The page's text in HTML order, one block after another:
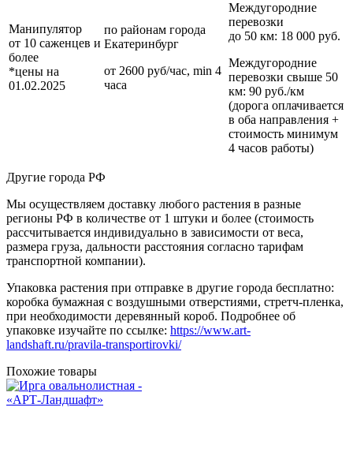
Манипулятор
от 10 саженцев и
более
*цены на
01.02.2025
по районам города
Екатеринбург
от 2600 руб/час, min 4
часа
Междугородние
перевозки
до 50 км: 18 000 руб.
Междугородние
перевозки свыше 50
км: 90 руб./км
(дорога оплачивается
в оба направления +
стоимость минимум
4 часов работы)
Другие города РФ
Мы осуществляем доставку любого растения в разные
регионы РФ в количестве от 1 штуки и более (стоимость
рассчитывается индивидуально в зависимости от веса,
размера груза, дальности расстояния согласно тарифам
транспортной компании).
Упаковка растения при отправке в другие города бесплатно:
коробка бумажная с воздушными отверстиями, стретч-пленка,
при необходимости деревянный короб. Подробнее об
упаковке изучайте по ссылке: https://www.art-
landshaft.ru/pravila-transportirovki/
Похожие товары